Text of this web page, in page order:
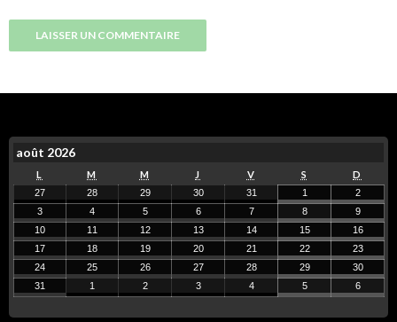
août 2026
L M M J V S D
27 28 29 30 31 1
2
3
4 5 6 7 8
9
10
11 12 13 14 15
16
17
18 19 20 21 22
23
24
25 26 27 28 29
30
31
1 2 3 4 5 6